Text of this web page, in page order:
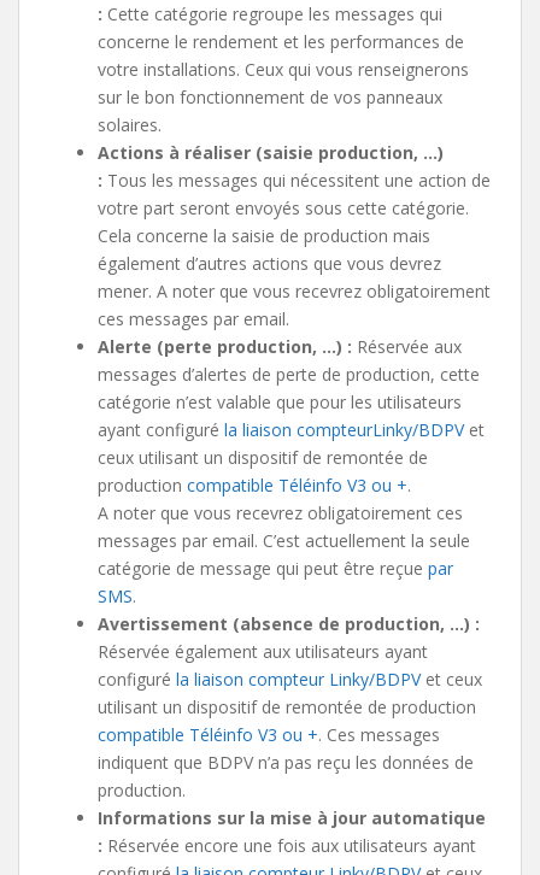
: Cette catégorie regroupe les messages qui
concerne le rendement et les performances de
votre installations. Ceux qui vous renseignerons
sur le bon fonctionnement de vos panneaux
solaires.
Actions à réaliser (saisie production, …)
: Tous les messages qui nécessitent une action de
votre part seront envoyés sous cette catégorie.
Cela concerne la saisie de production mais
également d’autres actions que vous devrez
mener. A noter que vous recevrez obligatoirement
ces messages par email.
Alerte (perte production, …) : Réservée aux
messages d’alertes de perte de production, cette
catégorie n’est valable que pour les utilisateurs
ayant configuré la liaison compteurLinky/BDPVet
ceux utilisant un dispositif de remontée de
production compatible Téléinfo V3 ou +.
A noter que vous recevrez obligatoirement ces
messages par email. C’est actuellement la seule
catégorie de message qui peut être reçue par
SMS.
Avertissement (absence de production, …) :
Réservée également aux utilisateurs ayant
configuré la liaison compteur Linky/BDPVet ceux
utilisant un dispositif de remontée de production
compatible Téléinfo V3 ou +. Ces messages
indiquent que BDPV n’a pas reçu les données de
production.
Informations sur la mise à jour automatique
: Réservée encore une fois aux utilisateurs ayant